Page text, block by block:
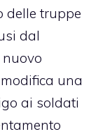
delle truppe
dal
una
ai soldati